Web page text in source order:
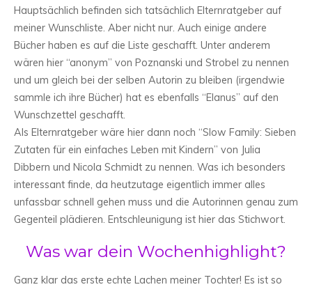
Hauptsächlich befinden sich tatsächlich Elternratgeber auf
meiner Wunschliste. Aber nicht nur. Auch einige andere
Bücher haben es auf die Liste geschafft. Unter anderem
wären hier “anonym” von Poznanski und Strobel zu nennen
und um gleich bei der selben Autorin zu bleiben (irgendwie
sammle ich ihre Bücher) hat es ebenfalls “Elanus” auf den
Wunschzettel geschafft.
Als Elternratgeber wäre hier dann noch “Slow Family: Sieben
Zutaten für ein einfaches Leben mit Kindern” von Julia
Dibbern und Nicola Schmidt zu nennen. Was ich besonders
interessant finde, da heutzutage eigentlich immer alles
unfassbar schnell gehen muss und die Autorinnen genau zum
Gegenteil plädieren. Entschleunigung ist hier das Stichwort.
Was war dein Wochenhighlight?
Ganz klar das erste echte Lachen meiner Tochter! Es ist so